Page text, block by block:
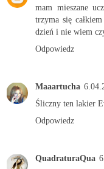
mam mieszane
trzyma się
dzień i nie wiem
Odpowiedz
Maaartucha
Śliczny ten lakier
Odpowiedz
QuadraturaQua